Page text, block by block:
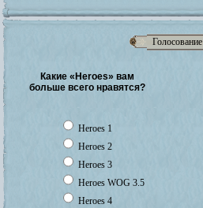
Голосование
Какие «Heroes» вам
больше всего нравятся?
Heroes 1
Heroes 2
Heroes 3
Heroes WOG 3.5
Heroes 4